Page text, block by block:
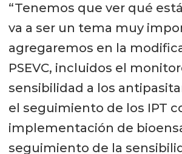
“Tenemos que ver qué
va a ser un tema muy
agregaremos en la
PSEVC, incluidos el
sensibilidad a los
el seguimiento de los IPT
implementación de
seguimiento de la